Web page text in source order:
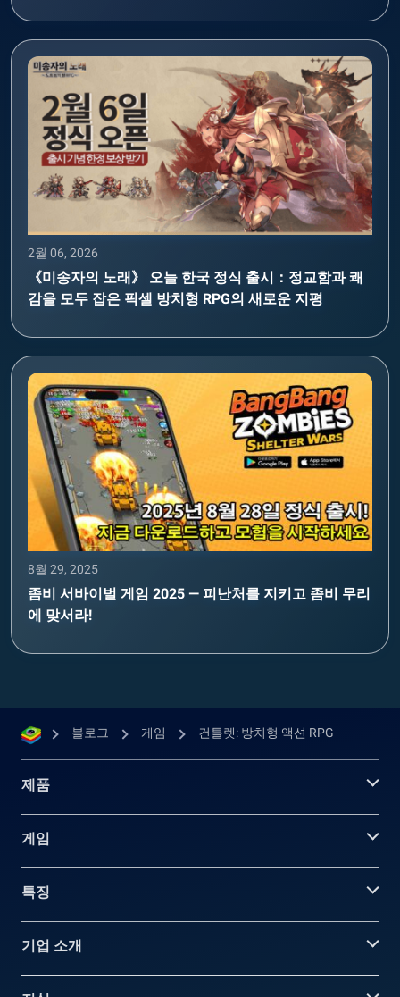
2월 06, 2026
《미송자의 노래》 오늘 한국 정식 출시：정교함과 쾌
감을 모두 잡은 픽셀 방치형 RPG의 새로운 지평
8월 29, 2025
좀비 서바이벌 게임 2025 — 피난처를 지키고 좀비 무리
에 맞서라!
블로그 게임 건틀렛: 방치형 액션 RPG
제품
게임
특징
기업 소개